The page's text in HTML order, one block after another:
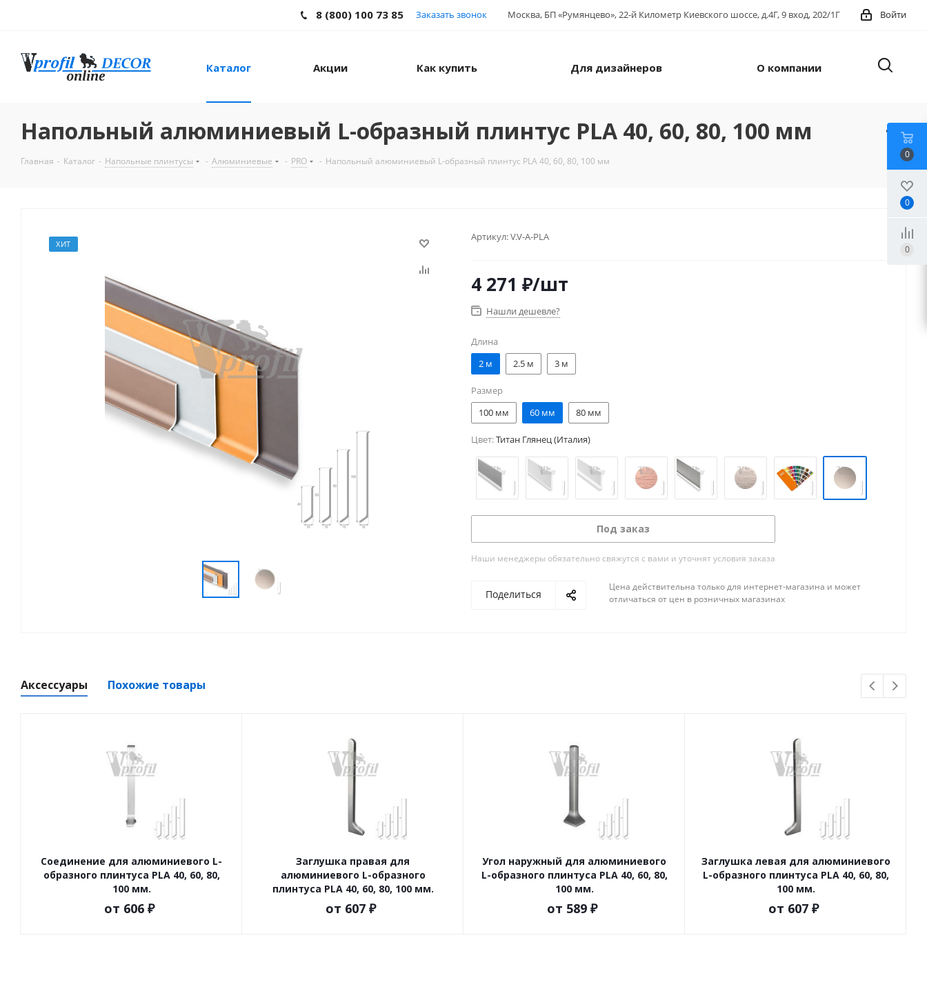
Войти
Москва, БП «Румянцево», 22-й Километр Киевского шоссе, д.4Г, 9 вход, 202/1Г
8 (800) 100 73 85 Заказать звонок
Каталог Акции Как купить Для дизайнеров О компании
Напольный алюминиевый L-образный плинтус PLA 40, 60, 80, 100 мм
Главная - Каталог - Напольные плинтусы - Алюминиевые - PRO - Напольный алюминиевый L-образный плинтус PLA 40, 60, 80, 100 мм
ХИТ
Артикул:V.V-A-PLA
4 271 ₽/шт
Нашли дешевле?
Длина
2 м
2.5 м 3 м
Размер
100 мм
60 мм 80 мм
Цвет:Титан Глянец (Италия)
Под заказ
Наши менеджеры обязательно свяжутся с вами и уточнят условия заказа
Поделиться
Цена действительна только для интернет-магазина и может
отличаться от цен в розничных магазинах
Аксессуары Похожие товары
Соединение для алюминиевого L-
образного плинтуса PLA 40, 60, 80,
100 мм.
от 606 ₽
Заглушка правая для
алюминиевого L-образного
плинтуса PLA 40, 60, 80, 100 мм.
от 607 ₽
Угол наружный для алюминиевого
L-образного плинтуса PLA 40, 60, 80,
100 мм.
от 589 ₽
Заглушка левая для алюминиевого
L-образного плинтуса PLA 40, 60, 80,
100 мм.
от 607 ₽
0
0
0